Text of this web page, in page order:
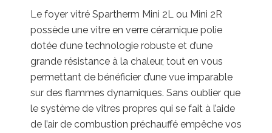
Le foyer vitré Spartherm Mini 2L ou Mini 2R
possède une vitre en verre céramique polie
dotée d’une technologie robuste et d’une
grande résistance à la chaleur, tout en vous
permettant de bénéficier d’une vue imparable
sur des flammes dynamiques. Sans oublier que
le système de vitres propres qui se fait à l’aide
de l’air de combustion préchauffé empêche vos